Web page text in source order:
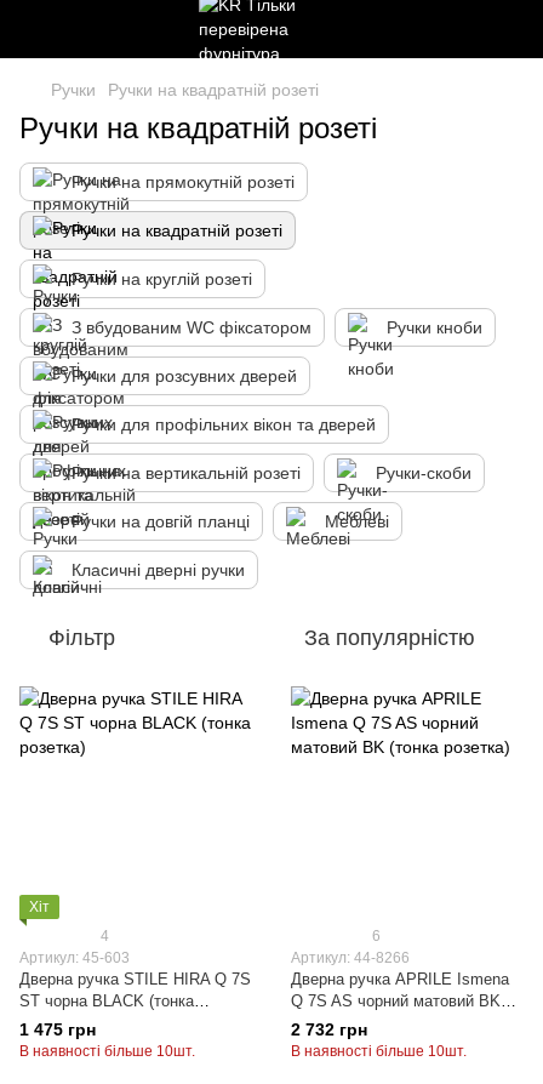
Ручки Ручки на квадратній розеті
Ручки на квадратній розеті
Ручки на прямокутній розеті
Ручки на квадратній розеті
Ручки на круглій розеті
З вбудованим WC фіксатором Ручки кноби
Ручки для розсувних дверей
Ручки для профільних вікон та дверей
Ручки на вертикальній розеті Ручки-скоби
Ручки на довгій планці Меблеві
Класичні дверні ручки
Фільтр За популярністю
Хіт
4
Артикул: 45-603
Дверна ручка STILE HIRA Q 7S
ST чорна BLACK (тонка
розетка)
1 475 грн
В наявності більше 10шт.
6
Артикул: 44-8266
Дверна ручка APRILE Ismena
Q 7S AS чорний матовий BK
(тонка розетка)
2 732 грн
В наявності більше 10шт.